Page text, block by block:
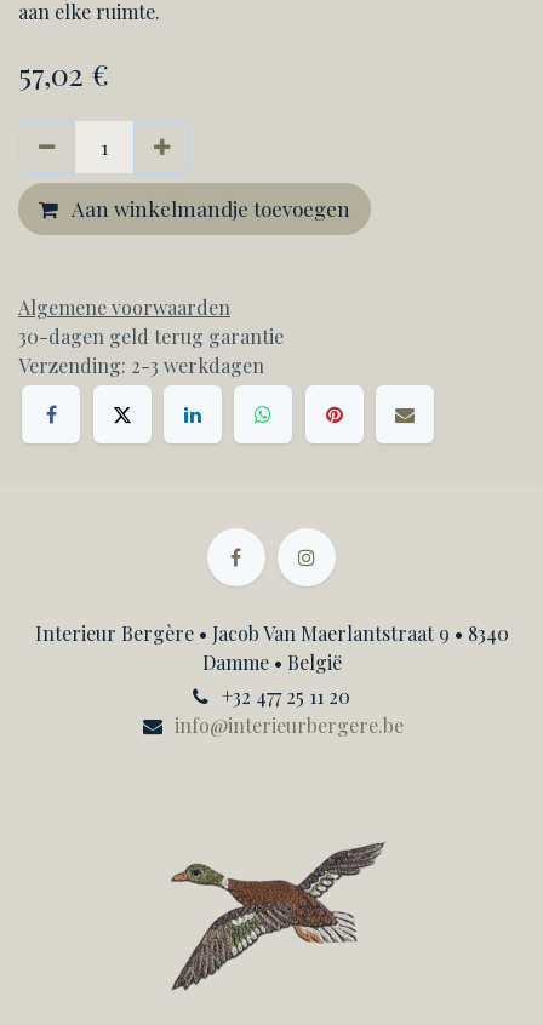
aan elke ruimte.
57,02 €
Aan winkelmandje toevoegen
Algemene voorwaarden
30-dagen geld terug garantie
Verzending: 2-3 werkdagen
Interieur Bergère • Jacob Van Maerlantstraat 9 • 8340
Damme • België
+32 477 25 11 20
info@interieurbergere.be